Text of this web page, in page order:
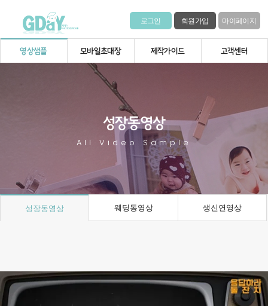
로그인 회원가입 마이페이지
영상샘플 모바일초대장 제작가이드 고객센터
성장동영상
All Video Sample
성장동영상 웨딩동영상 생신연영상